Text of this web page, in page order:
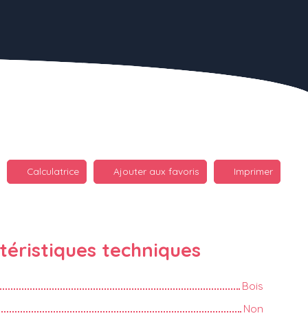
Calculatrice Ajouter aux favoris Imprimer
techniques
Bois
Non